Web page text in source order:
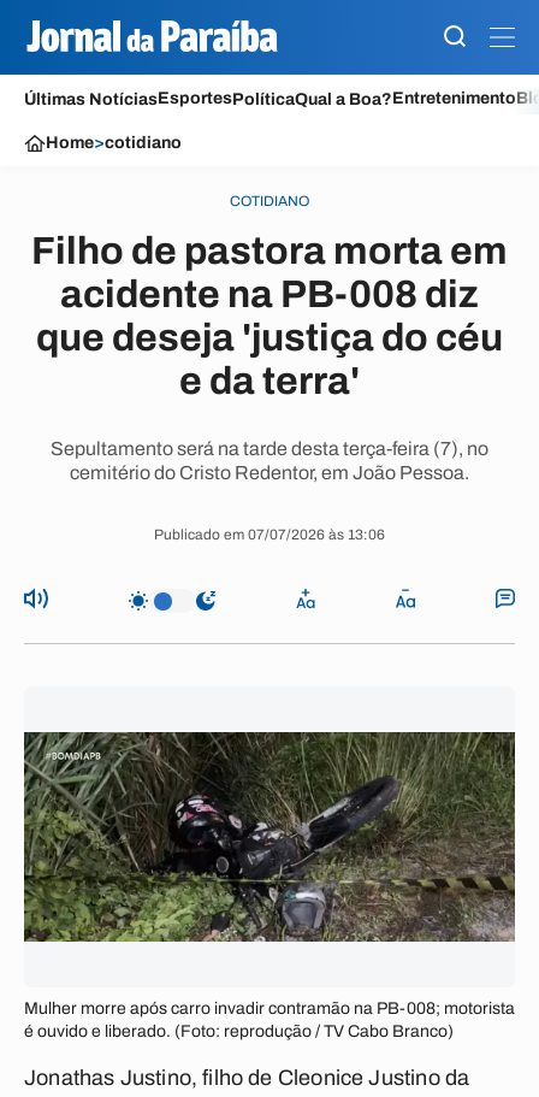
Últimas NotíciasEsportesPolíticaQual a Boa?Entretenimento
Home>cotidiano
COTIDIANO
Filho de pastora morta em
acidente na PB-008 diz
que deseja 'justiça do céu
e da terra'
Sepultamento será na tarde desta terça-feira (7), no
cemitério do Cristo Redentor, em João Pessoa.
Publicado em 07/07/2026 às 13:06
Mulher morre após carro invadir contramão na PB-008; motorista
é ouvido e liberado. (Foto: reprodução / TV Cabo Branco)
Jonathas Justino, filho de Cleonice Justino da